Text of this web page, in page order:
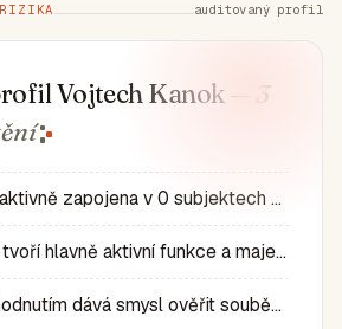
auditovaný profil
Vojtech Kanok — 3
Osoba je aktivně zapojena v 0 subjektech a má 0 historic…
Síť vazeb tvoří hlavně aktivní funkce a majetkové role v…
Před rozhodnutím dává smysl ověřit souběh rolí, historic…